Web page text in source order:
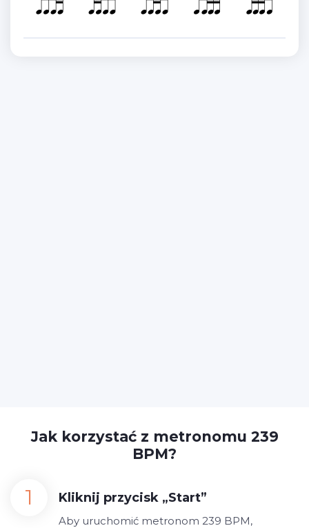
Jak korzystać z metronomu 239
BPM?
Kliknij przycisk „Start”
Aby uruchomić metronom 239 BPM,